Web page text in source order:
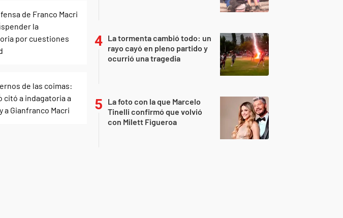
La tormenta cambió todo: un
rayo cayó en pleno partido y
ocurrió una tragedia
La foto con la que Marcelo
Tinelli confirmó que volvió
con Milett Figueroa